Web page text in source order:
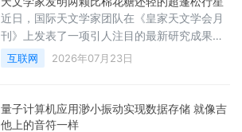
超乎想象的强大计算能力。
近日，国际天文学家团队在《皇家天文学会月
刊》上发表了一项引人注目的最新研究成果，
宣布在距离地球约1110光年外的南天星座“飞鱼
座”中，发现了两颗密度极低的“超级蓬松”巨行
为科学家研究奇异行星的起源与演化提供了罕
见的全新窗口。
互联网 2026年07月23日
量子计算机应用渺小振动实现数据存储 就像吉
他上的音符一样